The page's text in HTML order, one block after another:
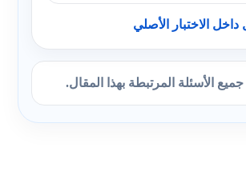
الاختبار الأصلي
الأسئلة المرتبطة بهذا المقال.